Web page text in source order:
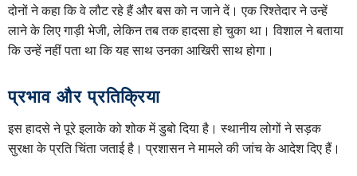
दोनों ने कहा कि वे लौट रहे हैं और बस को न जाने दें। एक रिश्तेदार ने उन्हें
लाने के लिए गाड़ी भेजी, लेकिन तब तक हादसा हो चुका था। विशाल ने बताया
कि उन्हें नहीं पता था कि यह साथ उनका आखिरी साथ होगा।
प्रभाव और प्रतिक्रिया
इस हादसे ने पूरे इलाके को शोक में डुबो दिया है। स्थानीय लोगों ने सड़क
सुरक्षा के प्रति चिंता जताई है। प्रशासन ने मामले की जांच के आदेश दिए हैं।